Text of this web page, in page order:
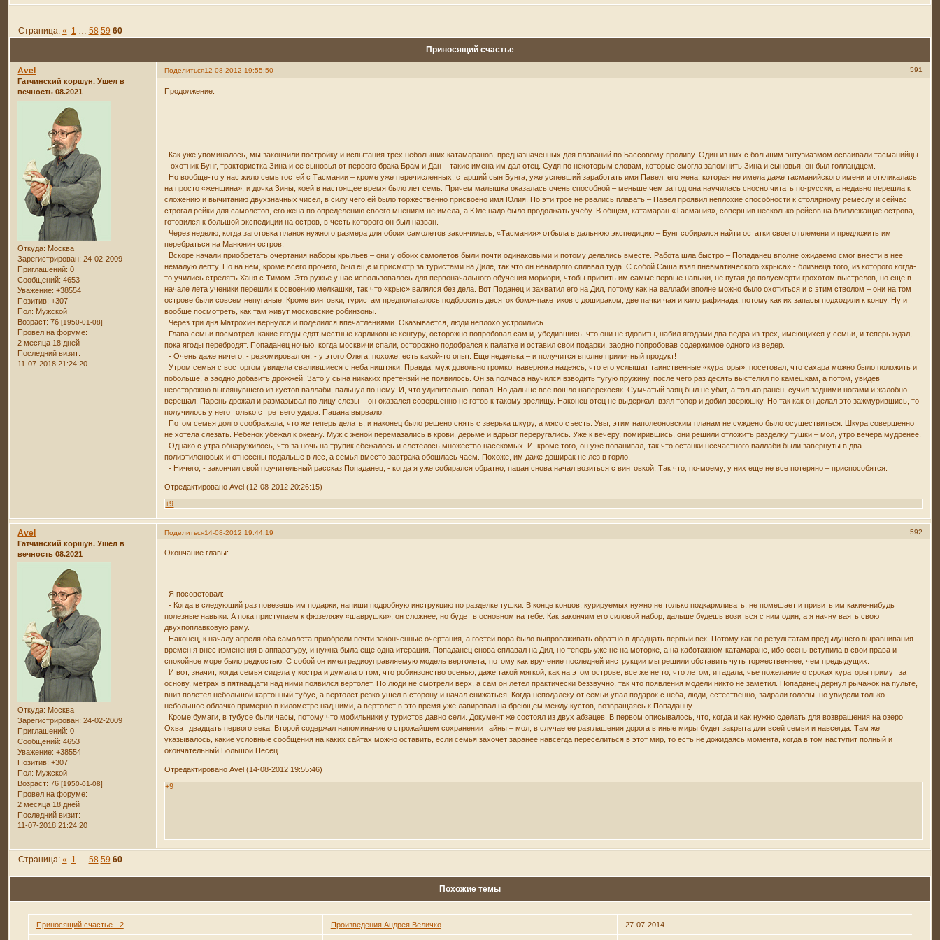
Приносящий счастье
Страница: « 1 … 58 59 60
Поделиться 591
12-08-2012 19:55:50
Avel
Гатчинский коршун. Ушел в
вечность 08.2021
Откуда: Москва
Зарегистрирован: 24-02-2009
Приглашений: 0
Сообщений: 4653
Уважение: +38554
Позитив: +307
Пол: Мужской
Возраст: 76[1950-01-08]
Провел на форуме:
2 месяца 18 дней
Последний визит:
11-07-2018 21:24:20
Продолжение:
Как уже упоминалось, мы закончили постройку и испытания трех небольших катамаранов, предназначенных для плаваний по Бассовому проливу. Один из них с большим энтузиазмом осваивали тасманийцы
– охотник Бунг, трактористка Зина и ее сыновья от первого брака Брам и Дан – такие имена им дал отец. Судя по некоторым словам, которые смогла запомнить Зина и сыновья, он был голландцем.
Но вообще-то у нас жило семь гостей с Тасмании – кроме уже перечисленных, старший сын Бунга, уже успевший заработать имя Павел, его жена, которая не имела даже тасманийского имени и откликалась
на просто «женщина», и дочка Зины, коей в настоящее время было лет семь. Причем малышка оказалась очень способной – меньше чем за год она научилась сносно читать по-русски, а недавно перешла к
сложению и вычитанию двухзначных чисел, в силу чего ей было торжественно присвоено имя Юлия. Но эти трое не рвались плавать – Павел проявил неплохие способности к столярному ремеслу и сейчас
строгал рейки для самолетов, его жена по определению своего мнениям не имела, а Юле надо было продолжать учебу. В общем, катамаран «Тасмания», совершив несколько рейсов на близлежащие острова,
готовился к большой экспедиции на остров, в честь которого он был назван.
Через неделю, когда заготовка планок нужного размера для обоих самолетов закончилась, «Тасмания» отбыла в дальнюю экспедицию – Бунг собирался найти остатки своего племени и предложить им
перебраться на Манюнин остров.
Вскоре начали приобретать очертания наборы крыльев – они у обоих самолетов были почти одинаковыми и потому делались вместе. Работа шла быстро – Попаданец вполне ожидаемо смог внести в нее
немалую лепту. Но на нем, кроме всего прочего, был еще и присмотр за туристами на Диле, так что он ненадолго сплавал туда. С собой Саша взял пневматического «крыса» - близнеца того, из которого когда-
то учились стрелять Ханя с Тимом. Это ружье у нас использовалось для первоначального обучения мориори, чтобы привить им самые первые навыки, не пугая до полусмерти грохотом выстрелов, но еще в
начале лета ученики перешли к освоению мелкашки, так что «крыс» валялся без дела. Вот Поданец и захватил его на Дил, потому как на валлаби вполне можно было охотиться и с этим стволом – они на том
острове были совсем непуганые. Кроме винтовки, туристам предполагалось подбросить десяток бомж-пакетиков с дошираком, две пачки чая и кило рафинада, потому как их запасы подходили к концу. Ну и
вообще посмотреть, как там живут московские робинзоны.
Через три дня Матрохин вернулся и поделился впечатлениями. Оказывается, люди неплохо устроились.
Глава семьи посмотрел, какие ягоды едят местные карликовые кенгуру, осторожно попробовал сам и, убедившись, что они не ядовиты, набил ягодами два ведра из трех, имеющихся у семьи, и теперь ждал,
пока ягоды перебродят. Попаданец ночью, когда москвичи спали, осторожно подобрался к палатке и оставил свои подарки, заодно попробовав содержимое одного из ведер.
- Очень даже ничего, - резюмировал он, - у этого Олега, похоже, есть какой-то опыт. Еще неделька – и получится вполне приличный продукт!
Утром семья с восторгом увидела свалившиеся с неба ништяки. Правда, муж довольно громко, наверняка надеясь, что его услышат таинственные «кураторы», посетовал, что сахара можно было положить и
побольше, а заодно добавить дрожжей. Зато у сына никаких претензий не появилось. Он за полчаса научился взводить тугую пружину, после чего раз десять выстелил по камешкам, а потом, увидев
неосторожно выглянувшего из кустов валлаби, пальнул по нему. И, что удивительно, попал! Но дальше все пошло наперекосяк. Сумчатый заяц был не убит, а только ранен, сучил задними ногами и жалобно
верещал. Парень дрожал и размазывал по лицу слезы – он оказался совершенно не готов к такому зрелищу. Наконец отец не выдержал, взял топор и добил зверюшку. Но так как он делал это зажмурившись, то
получилось у него только с третьего удара. Пацана вырвало.
Потом семья долго соображала, что же теперь делать, и наконец было решено снять с зверька шкуру, а мясо съесть. Увы, этим наполеоновским планам не суждено было осуществиться. Шкура совершенно
не хотела слезать. Ребенок убежал к океану. Муж с женой перемазались в крови, дерьме и вдрызг переругались. Уже к вечеру, помирившись, они решили отложить разделку тушки – мол, утро вечера мудренее.
Однако с утра обнаружилось, что за ночь на трупик сбежалось и слетелось множество насекомых. И, кроме того, он уже пованивал, так что останки несчастного валлаби были завернуты в два
полиэтиленовых и отнесены подальше в лес, а семья вместо завтрака обошлась чаем. Похоже, им даже доширак не лез в горло.
- Ничего, - закончил свой поучительный рассказ Попаданец, - когда я уже собирался обратно, пацан снова начал возиться с винтовкой. Так что, по-моему, у них еще не все потеряно – приспособятся.
Отредактировано Avel (12-08-2012 20:26:15)
+9
Поделиться 592
14-08-2012 19:44:19
Avel
Гатчинский коршун. Ушел в
вечность 08.2021
Откуда: Москва
Зарегистрирован: 24-02-2009
Приглашений: 0
Сообщений: 4653
Уважение: +38554
Позитив: +307
Пол: Мужской
Возраст: 76[1950-01-08]
Провел на форуме:
2 месяца 18 дней
Последний визит:
11-07-2018 21:24:20
Окончание главы:
Я посоветовал:
- Когда в следующий раз повезешь им подарки, напиши подробную инструкцию по разделке тушки. В конце концов, курируемых нужно не только подкармливать, не помешает и привить им какие-нибудь
полезные навыки. А пока приступаем к фюзеляжу «шаврушки», он сложнее, но будет в основном на тебе. Как закончим его силовой набор, дальше будешь возиться с ним один, а я начну ваять свою
двухпоплавковую раму.
Наконец, к началу апреля оба самолета приобрели почти законченные очертания, а гостей пора было выпроваживать обратно в двадцать первый век. Потому как по результатам предыдущего выравнивания
времен я внес изменения в аппаратуру, и нужна была еще одна итерация. Попаданец снова сплавал на Дил, но теперь уже не на моторке, а на каботажном катамаране, ибо осень вступила в свои права и
спокойное море было редкостью. С собой он имел радиоуправляемую модель вертолета, потому как вручение последней инструкции мы решили обставить чуть торжественнее, чем предыдущих.
И вот, значит, когда семья сидела у костра и думала о том, что робинзонство осенью, даже такой мягкой, как на этом острове, все же не то, что летом, и гадала, чье пожелание о сроках кураторы примут за
основу, метрах в пятнадцати над ними появился вертолет. Но люди не смотрели верх, а сам он летел практически беззвучно, так что появления модели никто не заметил. Попаданец дернул рычажок на пульте,
вниз полетел небольшой картонный тубус, а вертолет резко ушел в сторону и начал снижаться. Когда неподалеку от семьи упал подарок с неба, люди, естественно, задрали головы, но увидели только
небольшое облачко примерно в километре над ними, а вертолет в это время уже лавировал на бреющем между кустов, возвращаясь к Попаданцу.
Кроме бумаги, в тубусе были часы, потому что мобильники у туристов давно сели. Документ же состоял из двух абзацев. В первом описывалось, что, когда и как нужно сделать для возвращения на озеро
Охват двадцать первого века. Второй содержал напоминание о строжайшем сохранении тайны – мол, в случае ее разглашения дорога в иные миры будет закрыта для всей семьи и навсегда. Там же
указывалось, какие условные сообщения на каких сайтах можно оставить, если семья захочет заранее навсегда переселиться в этот мир, то есть не дожидаясь момента, когда в том наступит полный и
окончательный Большой Песец.
Отредактировано Avel (14-08-2012 19:55:46)
+9
Страница: « 1 … 58 59 60
Похожие темы
Приносящий счастье - 2 Произведения Андрея Величко 27-07-2014